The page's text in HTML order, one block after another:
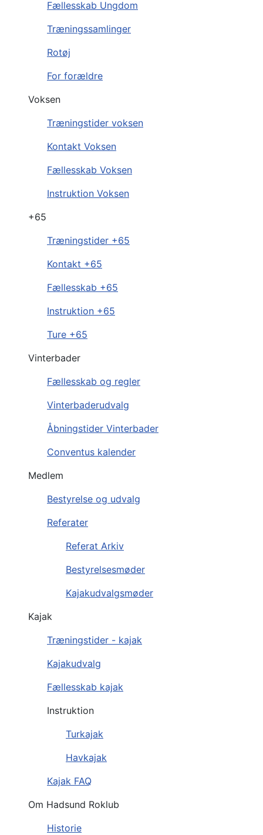
Fællesskab Ungdom
Træningssamlinger
Rotøj
For forældre
Voksen
Træningstider voksen
Kontakt Voksen
Fællesskab Voksen
Instruktion Voksen
+65
Træningstider +65
Kontakt +65
Fællesskab +65
Instruktion +65
Ture +65
Vinterbader
Fællesskab og regler
Vinterbaderudvalg
Åbningstider Vinterbader
Conventus kalender
Medlem
Bestyrelse og udvalg
Referater
Referat Arkiv
Bestyrelsesmøder
Kajakudvalgsmøder
Kajak
Træningstider - kajak
Kajakudvalg
Fællesskab kajak
Instruktion
Turkajak
Havkajak
Kajak FAQ
Om Hadsund Roklub
Historie